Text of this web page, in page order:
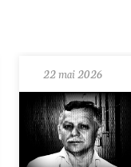
22 mai 2026